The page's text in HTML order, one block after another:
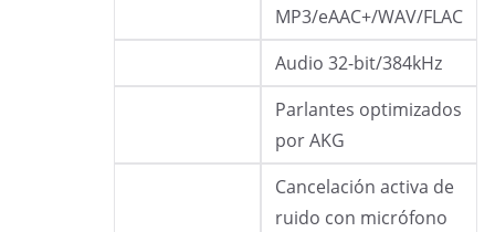
MP3/eAAC+/WAV/FLAC
Audio 32-bit/384kHz
Parlantes optimizados
por AKG
Cancelación activa de
ruido con micrófono